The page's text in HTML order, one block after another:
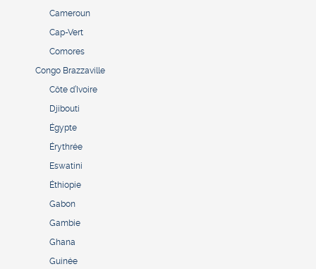
Cameroun
Cap-Vert
Comores
Congo Brazzaville
Côte d’Ivoire
Djibouti
Égypte
Érythrée
Eswatini
Éthiopie
Gabon
Gambie
Ghana
Guinée